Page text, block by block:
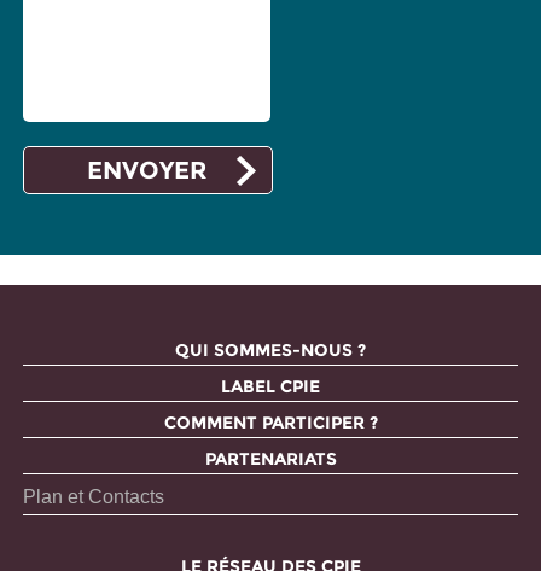
QUI SOMMES-NOUS ?
LABEL CPIE
COMMENT PARTICIPER ?
PARTENARIATS
Plan et Contacts
LE RÉSEAU DES CPIE